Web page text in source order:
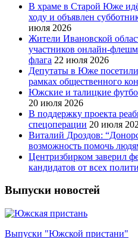
В храме в Старой Юже
ходу и объявлен
июля 2026
Жители Ивановской
участников онлайн-
флага 22 июля 2026
Депутаты в Юже
рамках общественного
Южские и талицкие
20 июля 2026
В поддержку проекта
спецоперации 20 июля
Виталий Дроздов:
возможность помочь
Центризбирком заверил
кандидатов от всех
Выпуски новостей
Выпуски "Южской пристани"